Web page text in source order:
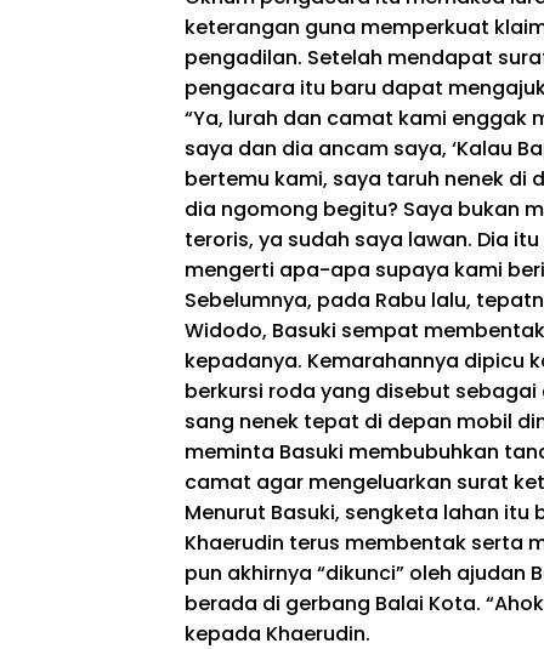
keterangan guna memperkuat
pengadilan. Setelah mendapat
pengacara itu baru dapat
“Ya, lurah dan camat kami enggak
saya dan dia ancam saya, ‘Kalau
bertemu kami, saya taruh nenek di
dia ngomong begitu? Saya bukan
teroris, ya sudah saya lawan. Dia
mengerti apa-apa supaya kami
Sebelumnya, pada Rabu lalu,
Widodo, Basuki sempat
kepadanya. Kemarahannya dipicu
berkursi roda yang disebut
sang nenek tepat di depan mobil
meminta Basuki membubuhkan
camat agar mengeluarkan surat
Menurut Basuki, sengketa lahan itu
Khaerudin terus membentak serta
pun akhirnya “dikunci” oleh ajudan
berada di gerbang Balai Kota.
kepada Khaerudin.